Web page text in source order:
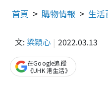
首頁 購物情報 生活
文: 梁穎心 2022.03.13
在Google追蹤
《UHK 港生活》